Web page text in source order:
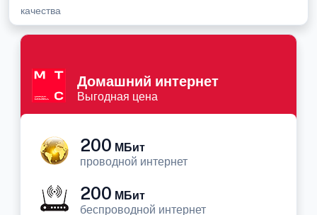
качества
Домашний интернет
Выгодная цена
200 МБит
проводной интернет
200 МБит
беспроводной интернет